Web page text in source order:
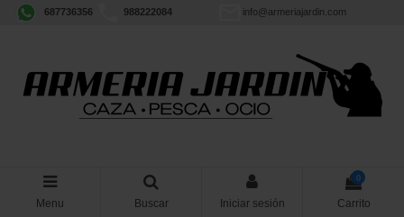
687736356 988222084 info@armeriajardin.com
Menu Buscar Iniciar sesión
0
Carrito